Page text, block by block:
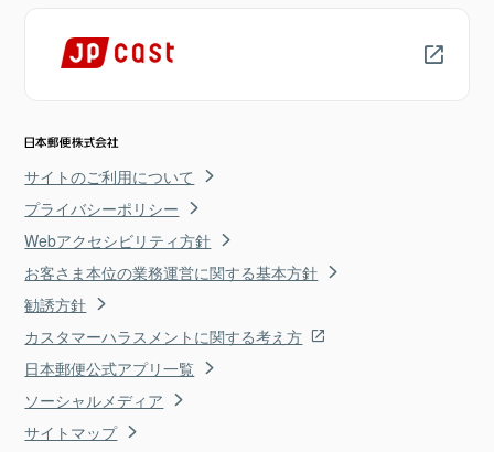
サイトのご利用について
プライバシーポリシー
Webアクセシビリティ方針
お客さま本位の業務運営に関する基本方針
勧誘方針
カスタマーハラスメントに関する考え方
日本郵便公式アプリ一覧
ソーシャルメディア
サイトマップ